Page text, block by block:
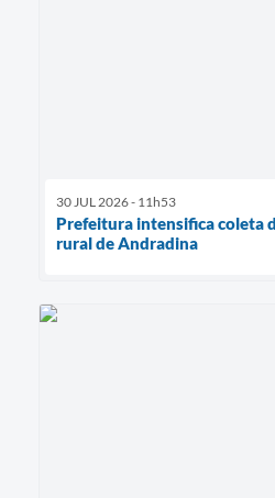
30 JUL 2026 - 11h53
Prefeitura intensifica coleta
rural de Andradina